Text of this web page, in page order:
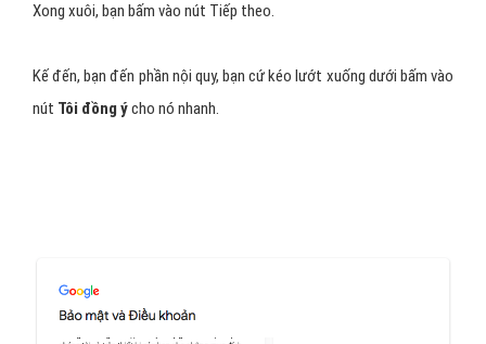
Xong xuôi, bạn bấm vào nút Tiếp theo.
Kế đến, bạn đến phần nội quy, bạn cứ kéo lướt xuống dưới bấm vào
nút Tôi đồng ýcho nó nhanh.